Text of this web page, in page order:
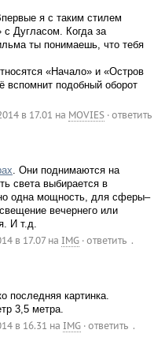
я с таким стилем
Дугласом. Когда за
ты понимаешь, что тебя
«Начало» и «Остров
вспомнит подобный оборот
в 17.01 на MOVIES · ответить
. Они поднимаются на
света выбирается в
одна мощность, для сферы–
вечернего или
И т.д.
в 17.07на IMG · ответить .
последняя картинка.
3,5 метра.
в 16.31 на IMG · ответить .